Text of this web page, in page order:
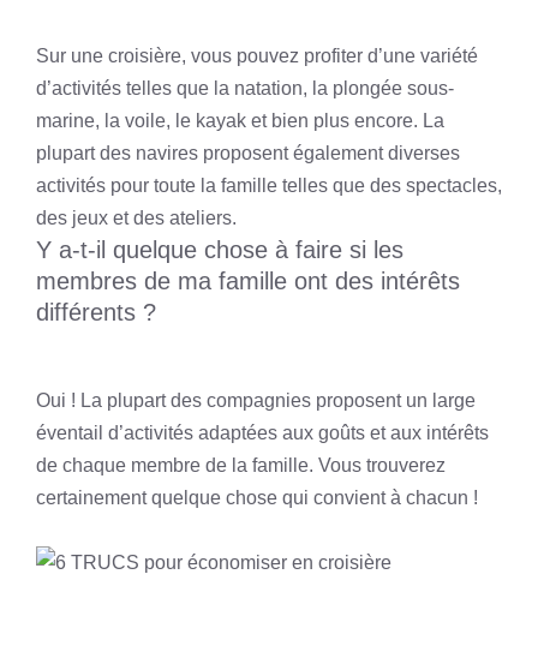
Sur une croisière, vous pouvez profiter d’une variété
d’activités telles que la natation, la plongée sous-
marine, la voile, le kayak et bien plus encore. La
plupart des navires proposent également diverses
activités pour toute la famille telles que des spectacles,
des jeux et des ateliers.
Y a-t-il quelque chose à faire si les
membres de ma famille ont des intérêts
différents ?
Oui ! La plupart des compagnies proposent un large
éventail d’activités adaptées aux goûts et aux intérêts
de chaque membre de la famille. Vous trouverez
certainement quelque chose qui convient à chacun !